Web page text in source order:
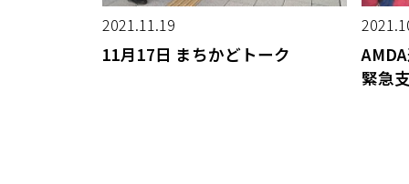
2021.11.19
11月17日 まちかどトーク
緊急